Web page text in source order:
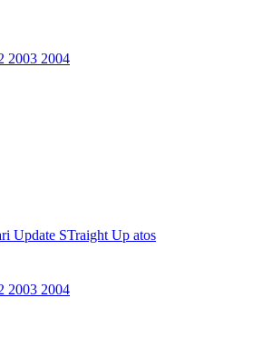
2003 2004
Update STraight Up atos
2003 2004